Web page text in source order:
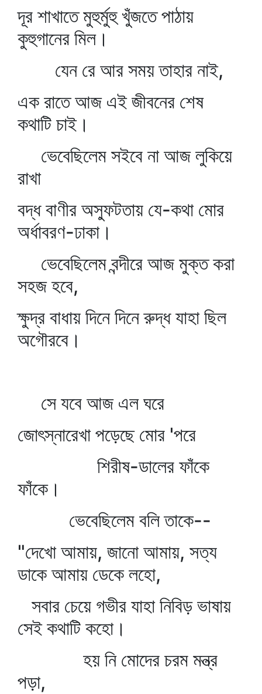
দূর শাখাতে মুহুর্মুহু খুঁজতে পাঠায়
কুহুগানের মিল।
যেন রে আর সময় তাহার নাই,
এক রাতে আজ এই জীবনের শেষ
কথাটি চাই।
ভেবেছিলেম সইবে না আজ লুকিয়ে
রাখা
বদ্ধ বাণীর অস্ফুটতায় যে-কথা মোর
অর্ধাবরণ-ঢাকা।
ভেবেছিলেম বন্দীরে আজ মুক্ত করা
সহজ হবে,
ক্ষুদ্র বাধায় দিনে দিনে রুদ্ধ যাহা ছিল
অগৌরবে।
সে যবে আজ এল ঘরে
জোৎস্নারেখা পড়েছে মোর 'পরে
শিরীষ-ডালের ফাঁকে
ফাঁকে।
ভেবেছিলেম বলি তাকে--
"দেখো আমায়, জানো আমায়, সত্য
ডাকে আমায় ডেকে লহো,
সবার চেয়ে গভীর যাহা নিবিড় ভাষায়
সেই কথাটি কহো।
হয় নি মোদের চরম মন্ত্র
পড়া,